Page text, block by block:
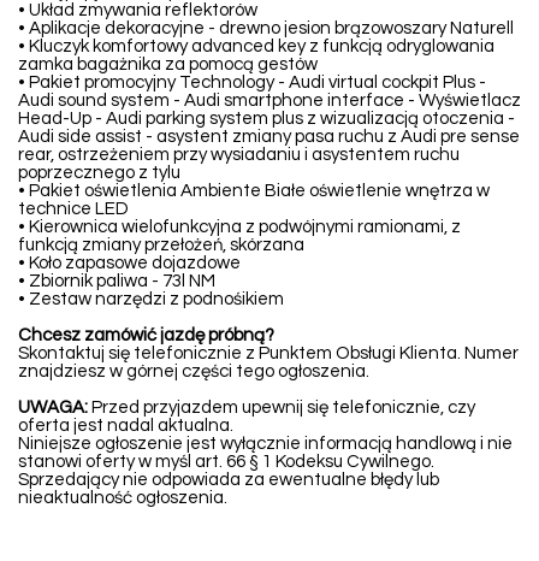
• Układ zmywania reflektorów
• Aplikacje dekoracyjne - drewno jesion brązowoszary Naturell
• Kluczyk komfortowy advanced key z funkcją odryglowania
zamka bagażnika za pomocą gestów
• Pakiet promocyjny Technology - Audi virtual cockpit Plus -
Audi sound system - Audi smartphone interface - Wyświetlacz
Head-Up - Audi parking system plus z wizualizacją otoczenia -
Audi side assist - asystent zmiany pasa ruchu z Audi pre sense
rear, ostrzeżeniem przy wysiadaniu i asystentem ruchu
poprzecznego z tylu
• Pakiet oświetlenia Ambiente Białe oświetlenie wnętrza w
technice LED
• Kierownica wielofunkcyjna z podwójnymi ramionami, z
funkcją zmiany przełożeń, skórzana
• Koło zapasowe dojazdowe
• Zbiornik paliwa - 73l NM
• Zestaw narzędzi z podnośikiem
Chcesz zamówić jazdę próbną?
Skontaktuj się telefonicznie z Punktem Obsługi Klienta. Numer
znajdziesz w górnej części tego ogłoszenia.
UWAGA: Przed przyjazdem upewnij się telefonicznie, czy
oferta jest nadal aktualna.
Niniejsze ogłoszenie jest wyłącznie informacją handlową i nie
stanowi oferty w myśl art. 66 § 1 Kodeksu Cywilnego.
Sprzedający nie odpowiada za ewentualne błędy lub
nieaktualność ogłoszenia.